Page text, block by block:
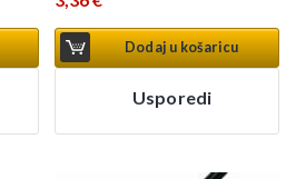
Dodaj u košaricu
Usporedi